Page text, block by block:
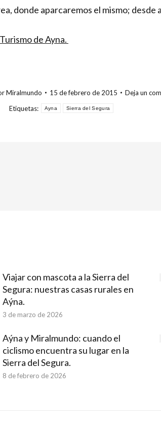
donde aparcaremos el mismo; desde
de Ayna.
Miralmundo 15 de febrero de 2015
Deja un
Etiquetas:
Ayna Sierra del Segura
Viajar con mascota a la Sierra del
Segura: nuestras casas rurales en
Aýna.
3 de marzo de 2026
Aýna y Miralmundo: cuando el
ciclismo encuentra su lugar en la
Sierra del Segura.
8 de febrero de 2026